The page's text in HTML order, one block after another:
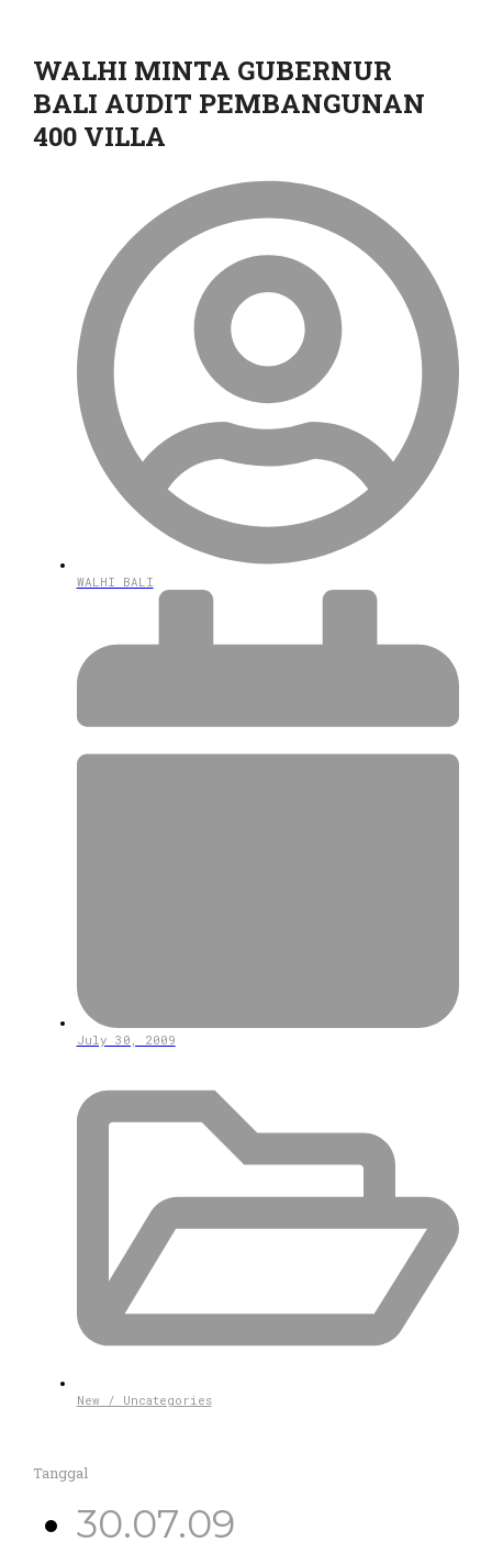
WALHI MINTA GUBERNUR
BALI AUDIT PEMBANGUNAN
400 VILLA
WALHI BALI
July 30, 2009
New / Uncategories
Tanggal
30.07.09